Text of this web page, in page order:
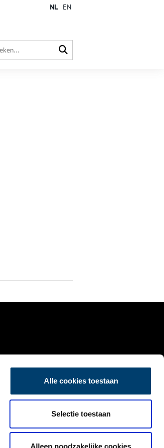
Alle cookies toestaan
Selectie toestaan
Alleen noodzakelijke cookies
NL EN